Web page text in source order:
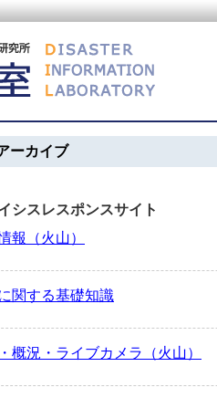
ーカイブ
シスレスポンスサイト
報（火山）
関する基礎知識
概況・ライブカメラ（火山）